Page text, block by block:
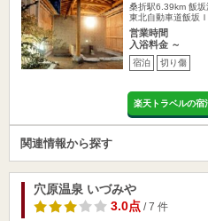
桑折駅6.39km 飯坂
東北自動車道飯坂
営業時間
入浴料金 ～
宿泊 切り傷
楽天トラベルの宿
関連情報から探す
穴原温泉 いづみや
3.0点/ 7 件